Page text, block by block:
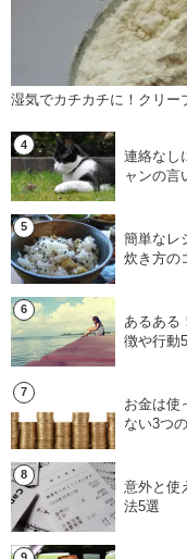
湿気でカチカチに！クリー
連絡なし
ャンの言
簡単なレ
炊き方の
あるある
徴や行動
お金は使
ない3つ
意外と使
法5選